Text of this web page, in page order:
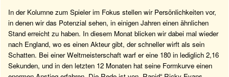
In der Kolumne zum Spieler im Fokus stellen wir Persönlichkeiten vor,
in denen wir das Potenzial sehen, in einigen Jahren einen ähnlichen
Stand erreicht zu haben. In diesem Monat blicken wir dabei mal wieder
nach England, wo es einen Akteur gibt, der schneller wirft als sein
Schatten. Bei einer Weltmeisterschaft warf er eine 180 in lediglich 2,16
Sekunden, und in den letzten 12 Monaten hat seine Formkurve einen